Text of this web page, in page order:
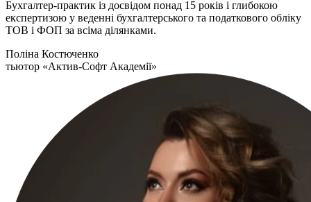
Бухгалтер-практик із досвідом понад 15 років і глибокою
експертизою у веденні бухгалтерського та податкового обліку
ТОВ і ФОП за всіма ділянками.
Поліна Костюченко
тьютор «Актив-Софт Академії»